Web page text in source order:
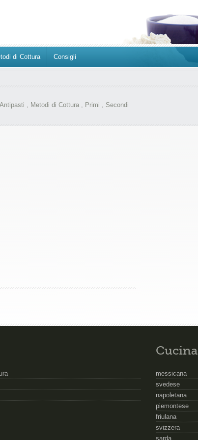
di Cottura
Consigli
Antipasti , Metodi di Cottura , Primi , Secondi
Cucina
messicana
svedese
napoletana
piemontese
friulana
svizzera
sarda